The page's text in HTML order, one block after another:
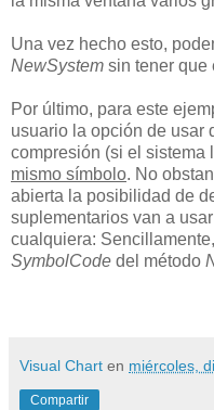
Una vez hecho esto,
NewSystem sin tener que
Por último, para este
usuario la opción de usar
compresión (si el sistema
mismo símbolo. No
abierta la posibilidad de
suplementarios van a
cualquiera:
SymbolCode del método
Visual Chart en miércoles,
Compartir